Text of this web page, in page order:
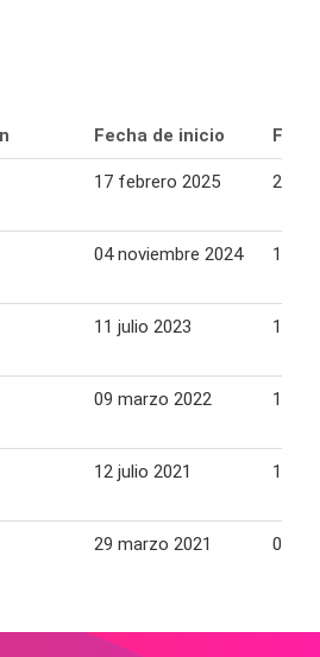
Fecha de inicio
17 febrero 2025 23
04 noviembre 2024 10
11 julio 2023 17
09 marzo 2022 16
12 julio 2021 18
29 marzo 2021 04